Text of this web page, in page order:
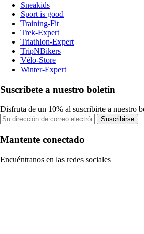
Sneakids
Sport is good
Training-Fit
Trek-Expert
Triathlon-Expert
TripNBikers
Vélo-Store
Winter-Expert
Suscríbete a nuestro boletín
Disfruta de un 10% al suscribirte a nuestro
Suscribirse
Mantente conectado
Encuéntranos en las redes sociales